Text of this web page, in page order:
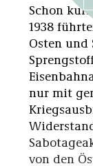
Schon
1938
Osten und
nur mit
von den